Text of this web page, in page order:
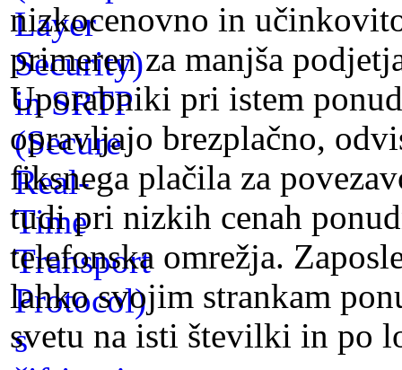
nizkocenovno in
primeren za manjša
Uporabniki pri istem
opravljajo brezplačno,
fiksnega plačila za
tudi pri nizkih cenah
telefonska omrežja.
lahko svojim strankam
svetu na isti številki in po